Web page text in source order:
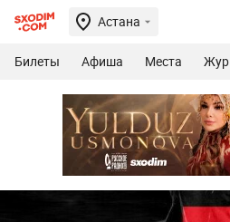
Астана
Билеты Афиша Места